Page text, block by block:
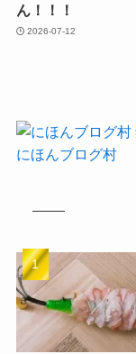
ん！！！
2026-07-12
にほんブログ村